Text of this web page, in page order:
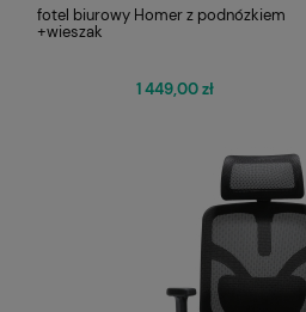
fotel biurowy Homer z podnózkiem
+wieszak
1 449,00 zł